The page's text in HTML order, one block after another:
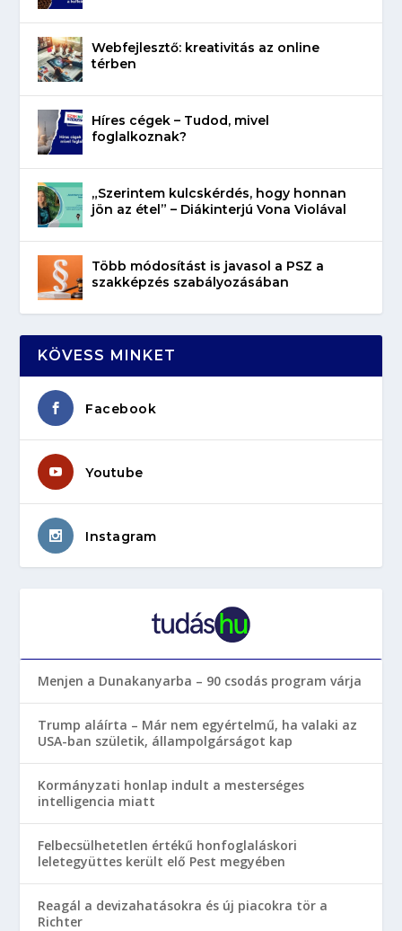
Webfejlesztő: kreativitás az online
térben
Híres cégek – Tudod, mivel
foglalkoznak?
„Szerintem kulcskérdés, hogy honnan
jön az étel” – Diákinterjú Vona Violával
Több módosítást is javasol a PSZ a
szakképzés szabályozásában
KÖVESS MINKET
Facebook
Youtube
Instagram
Menjen a Dunakanyarba – 90 csodás program várja
Trump aláírta – Már nem egyértelmű, ha valaki az
USA-ban születik, állampolgárságot kap
Kormányzati honlap indult a mesterséges
intelligencia miatt
Felbecsülhetetlen értékű honfoglaláskori
leletegyüttes került elő Pest megyében
Reagál a devizahatásokra és új piacokra tör a
Richter